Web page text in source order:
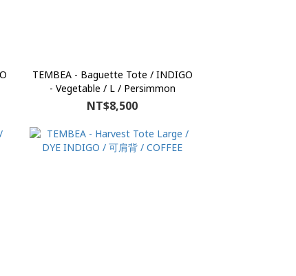
TEMBEA - Baguette Tote / INDIGO
- Vegetable / L / Persimmon
NT$8,500